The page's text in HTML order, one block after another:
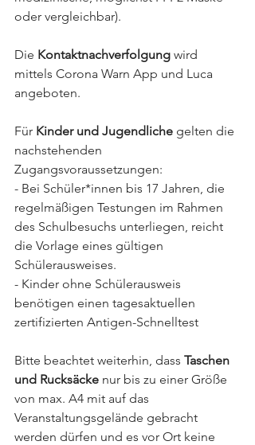
oder vergleichbar).
Die Kontaktnachverfolgung wird
mittels Corona Warn App und Luca
angeboten.
Für Kinder und Jugendliche gelten die
nachstehenden
Zugangsvoraussetzungen:
- Bei Schüler*innen bis 17 Jahren, die
regelmäßigen Testungen im Rahmen
des Schulbesuchs unterliegen, reicht
die Vorlage eines gültigen
Schülerausweises.
- Kinder ohne Schülerausweis
benötigen einen tagesaktuellen
zertifizierten Antigen-Schnelltest
Bitte beachtet weiterhin, dass Taschen
und Rucksäcke nur bis zu einer Größe
von max. A4 mit auf das
Veranstaltungsgelände gebracht
werden dürfen und es vor Ort keine